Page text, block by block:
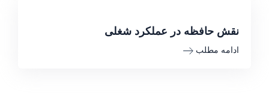
نقش حافظه در عملکرد شغلی
ادامه مطلب